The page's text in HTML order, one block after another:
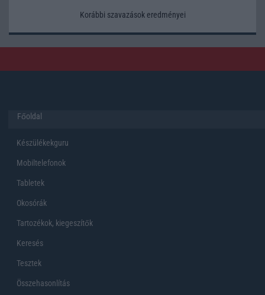
Korábbi szavazások eredményei
Főoldal
Készülékekguru
Mobiltelefonok
Tabletek
Okosórák
Tartozékok, kiegeszítők
Keresés
Tesztek
Összehasonlítás